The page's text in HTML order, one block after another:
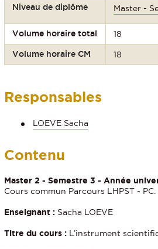
Niveau de diplôme Master -
Volume horaire total 18
Volume horaire CM 18
Responsables
LOEVE Sacha
Contenu
Master 2 - Semestre 3 - Année
Cours commun Parcours LHPST - PC.
Enseignant : Sacha LOEVE
Titre du cours : L’instrument